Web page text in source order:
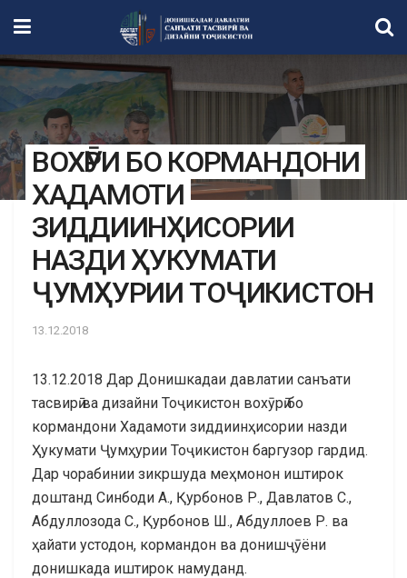
ВОХӮРИ БО КОРМАНДОНИ
ХАДАМОТИ
ЗИДДИИНҲИСОРИИ
НАЗДИ ҲУКУМАТИ
ҶУМҲУРИИ ТОҶИКИСТОН
13.12.2018
13.12.2018 Дар Донишкадаи давлатии санъати
тасвирӣ ва дизайни Тоҷикистон вохӯрӣ бо
кормандони Хадамоти зиддиинҳисории назди
Ҳукумати Ҷумҳурии Тоҷикистон баргузор гардид.
Дар чорабинии зикршуда меҳмонон иштирок
доштанд Синбоди А., Қурбонов Р., Давлатов С.,
Абдуллозода С., Қурбонов Ш., Абдуллоев Р. ва
ҳайати устодон, кормандон ва донишҷӯёни
донишкада иштирок намуданд.